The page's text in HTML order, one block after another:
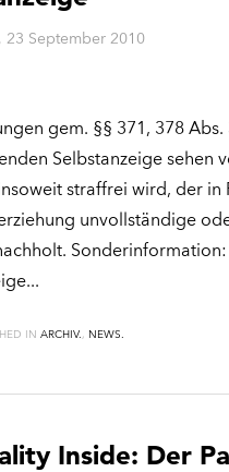
23 September 2010
gem. §§ 371, 378 Abs.
Selbstanzeige sehen
straffrei wird, der in
unvollständige
IN ARCHIV. , NEWS.
Inside: Der